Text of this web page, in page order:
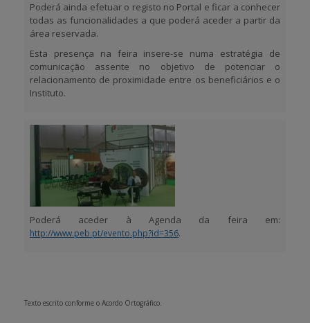
Poderá ainda efetuar o registo no Portal e ficar a conhecer
todas as funcionalidades a que poderá aceder a partir da
área reservada.
Esta presença na feira insere-se numa estratégia de
comunicação assente no objetivo de potenciar o
relacionamento de proximidade entre os beneficiários e o
Instituto.
Poderá aceder à Agenda da feira em:
http://www.peb.pt/evento.php?id=356.
Texto escrito conforme o Acordo Ortográfico.